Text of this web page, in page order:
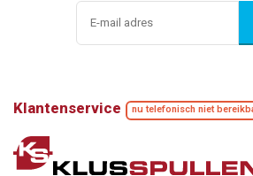
Klantenservice nu telefonisch niet